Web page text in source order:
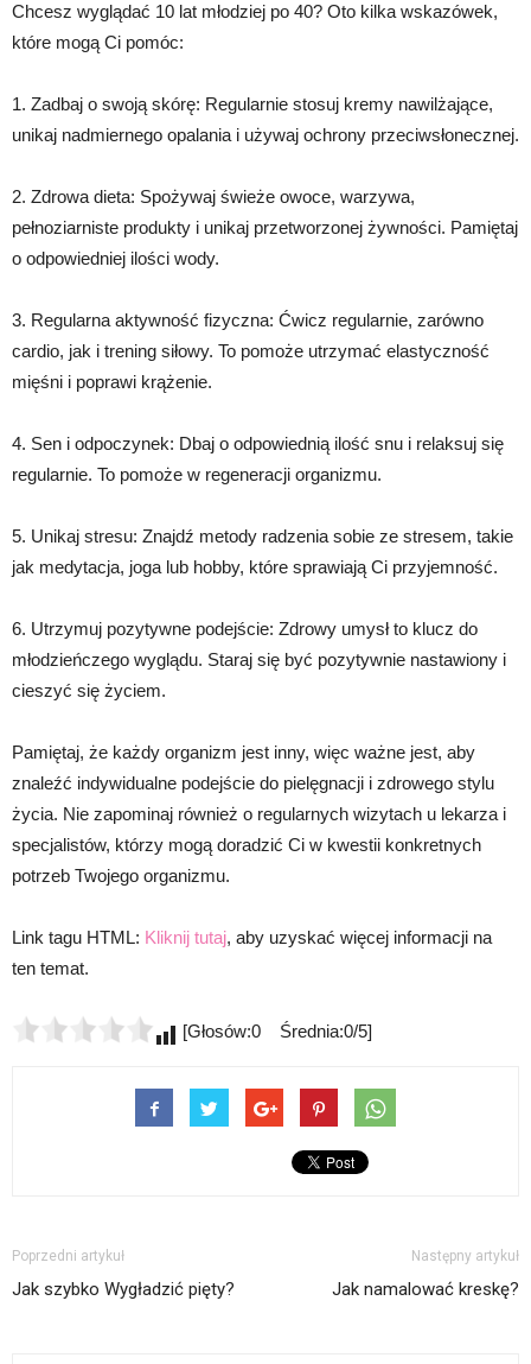
Chcesz wyglądać 10 lat młodziej po 40? Oto kilka wskazówek,
które mogą Ci pomóc:
1. Zadbaj o swoją skórę: Regularnie stosuj kremy nawilżające,
unikaj nadmiernego opalania i używaj ochrony przeciwsłonecznej.
2. Zdrowa dieta: Spożywaj świeże owoce, warzywa,
pełnoziarniste produkty i unikaj przetworzonej żywności. Pamiętaj
o odpowiedniej ilości wody.
3. Regularna aktywność fizyczna: Ćwicz regularnie, zarówno
cardio, jak i trening siłowy. To pomoże utrzymać elastyczność
mięśni i poprawi krążenie.
4. Sen i odpoczynek: Dbaj o odpowiednią ilość snu i relaksuj się
regularnie. To pomoże w regeneracji organizmu.
5. Unikaj stresu: Znajdź metody radzenia sobie ze stresem, takie
jak medytacja, joga lub hobby, które sprawiają Ci przyjemność.
6. Utrzymuj pozytywne podejście: Zdrowy umysł to klucz do
młodzieńczego wyglądu. Staraj się być pozytywnie nastawiony i
cieszyć się życiem.
Pamiętaj, że każdy organizm jest inny, więc ważne jest, aby
znaleźć indywidualne podejście do pielęgnacji i zdrowego stylu
życia. Nie zapominaj również o regularnych wizytach u lekarza i
specjalistów, którzy mogą doradzić Ci w kwestii konkretnych
potrzeb Twojego organizmu.
Link tagu HTML: Kliknij tutaj, aby uzyskać więcej informacji na
ten temat.
[Głosów:0 Średnia:0/5]
Poprzedni artykuł
Jak szybko Wygładzić pięty?
Następny artykuł
Jak namalować kreskę?